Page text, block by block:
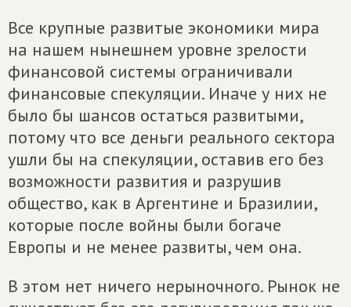
Все крупные развитые экономики мира
на нашем нынешнем уровне зрелости
финансовой системы ограничивали
финансовые спекуляции. Иначе у них не
было бы шансов остаться развитыми,
потому что все деньги реального сектора
ушли бы на спекуляции, оставив его без
возможности развития и разрушив
общество, как в Аргентине и Бразилии,
которые после войны были богаче
Европы и не менее развиты, чем она.
В этом нет ничего нерыночного. Рынок не